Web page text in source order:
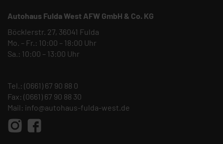
Autohaus Fulda West AFW GmbH & Co. KG
Böcklerstr. 27, 36041 Fulda
Mo. – Fr.: 10:00 – 18:00 Uhr
Sa.: 10:00 – 13:00 Uhr
Tel.: (0661) 67 90 88 0
Fax: (0661) 67 90 88 30
Mail: info@autohaus-fulda-west.de